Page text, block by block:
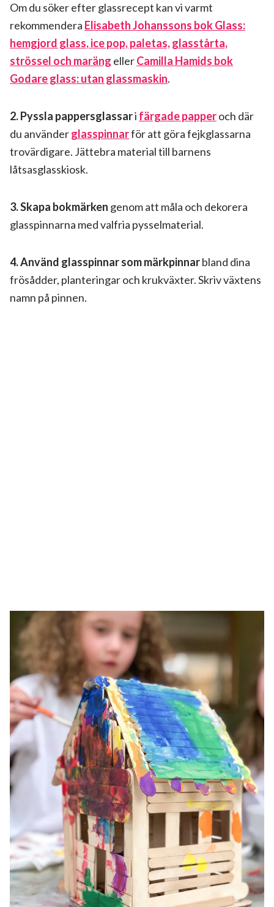
Om du söker efter glassrecept kan vi varmt
rekommendera Elisabeth Johanssons bok Glass:
hemgjord glass,ice pop, paletas, glasstårta,
strössel och maräng ellerCamilla Hamids bok
Godare glass: utan glassmaskin.
2. Pyssla pappersglassari färgade papperoch där
du använderglasspinnarför att göra fejkglassarna
trovärdigare. Jättebra material till barnens
låtsasglasskiosk.
3.Skapa bokmärken genom att måla och dekorera
glasspinnarna med valfria pysselmaterial.
4.Använd glasspinnar som märkpinnarbland dina
frösådder, planteringar och krukväxter. Skriv växtens
namn på pinnen.